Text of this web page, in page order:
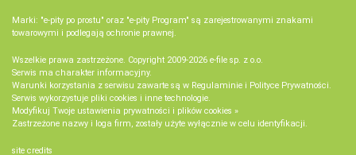
Marki: "e-pity po prostu" oraz "e-pity Program" są zarejestrowanymi znakami
towarowymi i podlegają ochronie prawnej.
Wszelkie prawa zastrzeżone. Copyright 2009-2026 e-file sp. z o.o.
Serwis ma charakter informacyjny.
Warunki korzystania z serwisu zawarte są w Regulaminie i Polityce Prywatności.
Serwis wykorzystuje pliki cookies i inne technologie.
Modyfikuj Twoje ustawienia prywatności i plików cookies »
Zastrzeżone nazwy i loga firm, zostały użyte wyłącznie w celu identyfikacji.
site credits